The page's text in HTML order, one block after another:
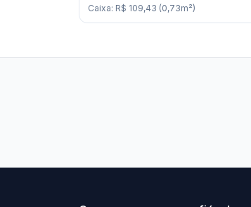
Caixa: R$ 109,43 (0,73m²)